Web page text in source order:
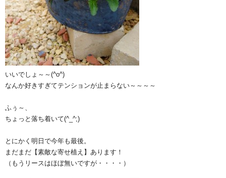
いいでしょ～～(^o^)ゞ
なんか好きすぎてテンションが止まらない～～～～
ふぅ～、
ちょっと落ち着いて(^_^;)
とにかく明日で今年も最後。
まだまだ【素敵な寄せ植え】あります！
（もうリースはほぼ無いですが・・・・）